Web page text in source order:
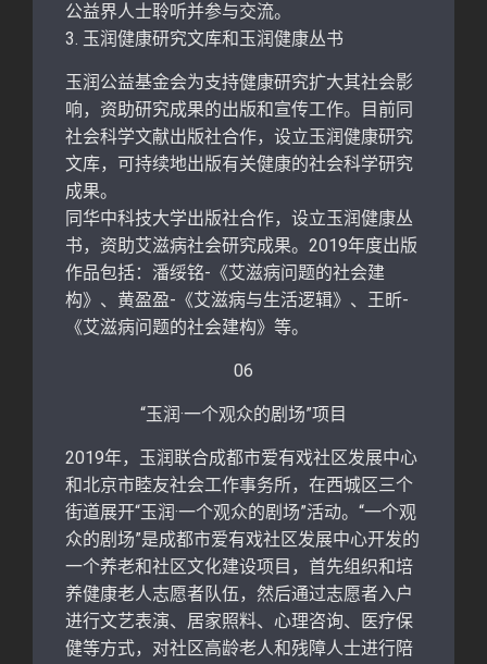
公益界人士聆听并参与交流。
3. 玉润健康研究文库和玉润健康丛书
玉润公益基金会为支持健康研究扩大其社会影
响，资助研究成果的出版和宣传工作。目前同
社会科学文献出版社合作，设立玉润健康研究
文库，可持续地出版有关健康的社会科学研究
成果。
同华中科技大学出版社合作，设立玉润健康丛
书，资助艾滋病社会研究成果。2019年度出版
作品包括：潘绥铭-《艾滋病问题的社会建
构》、黄盈盈-《艾滋病与生活逻辑》、王昕-
《艾滋病问题的社会建构》等。
06
“玉润·一个观众的剧场”项目
2019年，玉润联合成都市爱有戏社区发展中心
和北京市睦友社会工作事务所，在西城区三个
街道展开“玉润·一个观众的剧场”活动。“一个观
众的剧场”是成都市爱有戏社区发展中心开发的
一个养老和社区文化建设项目，首先组织和培
养健康老人志愿者队伍，然后通过志愿者入户
进行文艺表演、居家照料、心理咨询、医疗保
健等方式，对社区高龄老人和残障人士进行陪